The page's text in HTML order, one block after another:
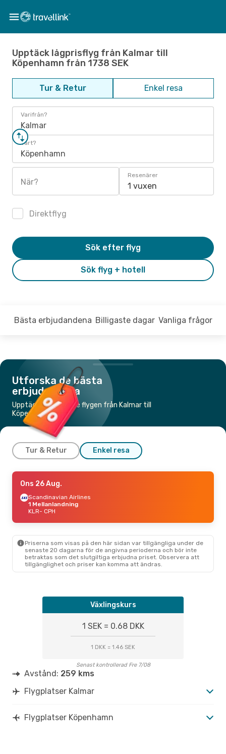
Upptäck lågprisflyg från Kalmar till
Köpenhamn från 1738 SEK
Tur & Retur Enkel resa
Varifrån?
Kalmar
Vart?
Köpenhamn
När?
Resenärer
1 vuxen
Direktflyg
Sök flyg + hotell
Sök efter flyg
Bästa erbjudandena Billigaste dagar Vanliga frågor
Utforska de bästa
erbjudandena
Upptäck de billigaste flygen från Kalmar till
Köpenhamn
Tur & Retur Enkel resa
Ons 12 Aug.- Ons 19 Aug.
Scandinavian Airlines
KLR- CPH
Scandinavian Airlines
CPH- KLR
Ons 26 Aug.
Scandinavian Airlines
1 Mellanlandning
KLR- CPH
Priserna som visas på den här sidan var tillgängliga under de
senaste 20 dagarna för de angivna perioderna och bör inte
betraktas som det slutgiltiga erbjudna priset. Observera att
tillgänglighet och priser kan komma att ändras.
Växlingskurs
1 SEK = 0.68 DKK
1 DKK = 1.46 SEK
Senast kontrollerad Fre 7/08
Avstånd: 259 kms
Flygplatser Kalmar
Flygplatser Köpenhamn